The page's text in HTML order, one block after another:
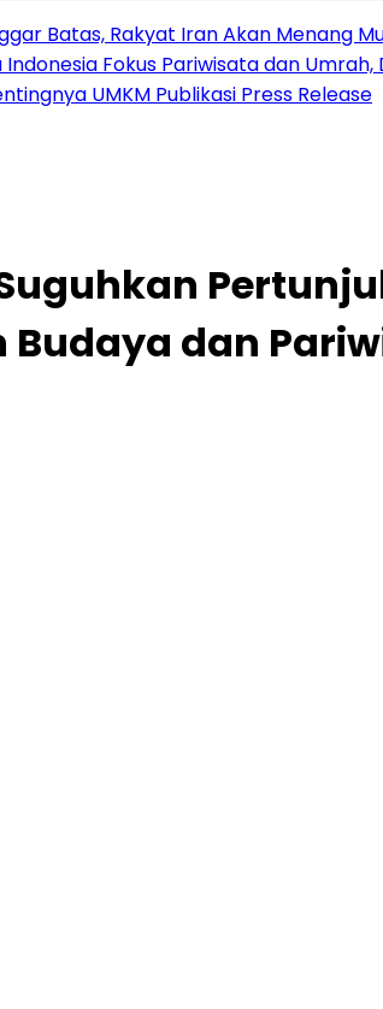
Batas, Rakyat Iran Akan Menang
Fokus Pariwisata dan
UMKM Publikasi Press Release
dan